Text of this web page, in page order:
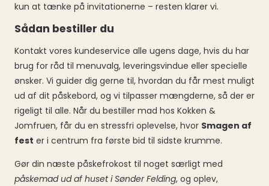
kun at tænke på invitationerne – resten klarer vi.
Sådan bestiller du
Kontakt vores kundeservice alle ugens dage, hvis du har
brug for råd til menuvalg, leveringsvindue eller specielle
ønsker. Vi guider dig gerne til, hvordan du får mest muligt
ud af dit påskebord, og vi tilpasser mængderne, så der er
rigeligt til alle. Når du bestiller mad hos Kokken &
Jomfruen, får du en stressfri oplevelse, hvor Smagen af
fest er i centrum fra første bid til sidste krumme.
Gør din næste påskefrokost til noget særligt med
påskemad ud af huset i Sønder Felding, og oplev,